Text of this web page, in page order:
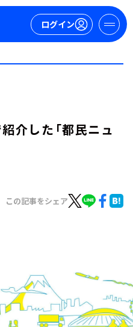
ログイン
介した「都民ニュ
この記事をシェア